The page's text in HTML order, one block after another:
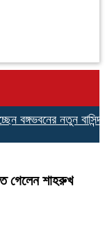
বঙ্গভবনের নতুন বাসিন্দা?
গেলেন শাহরুখ